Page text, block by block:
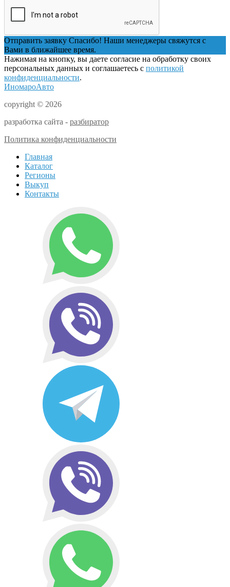
Отправить заявку Спасибо! Наши менеджеры свяжутся с
Вами в ближайшее время.
Нажимая на кнопку, вы даете согласие на обработку своих
персональных данных и соглашаетесь с политикой
конфиденциальности.
ИномароАвто
copyright © 2026
разработка сайта - разбиратор
Политика конфиденциальности
Главная
Каталог
Регионы
Выкуп
Контакты